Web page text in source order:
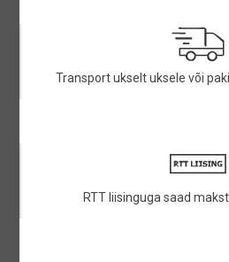
Transport ukselt uksele või
RTT liisinguga saad